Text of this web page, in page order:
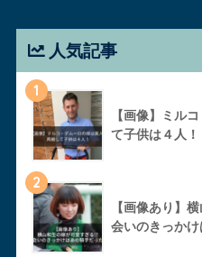
人気記事
1
【画像】ミル
て子供は４人！
2
【画像あり】
会いのきっかけ